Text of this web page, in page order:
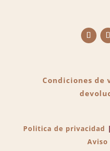
Condiciones de
Politica de privacidad |
Aviso